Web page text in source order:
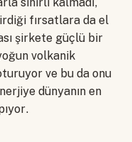
sınırlı kalmadı,
fırsatlara da el
şirkete güçlü bir
volkanik
ve bu da onu
dünyanın en